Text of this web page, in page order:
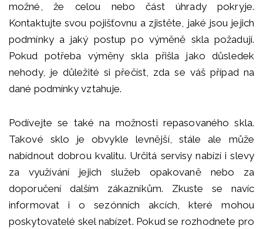
možné, že celou nebo část úhrady pokryje.
Kontaktujte svou pojišťovnu a zjistěte, jaké jsou jejich
podmínky a jaký postup po výměně skla požadují.
Pokud potřeba výměny skla přišla jako důsledek
nehody, je důležité si přečíst, zda se váš případ na
dané podmínky vztahuje.
Podívejte se také na možnosti repasovaného skla.
Takové sklo je obvykle levnější, stále ale může
nabídnout dobrou kvalitu. Určitá servisy nabízí i slevy
za využívání jejich služeb opakovaně nebo za
doporučení dalším zákazníkům. Zkuste se navíc
informovat i o sezónních akcích, které mohou
poskytovatelé skel nabízet. Pokud se rozhodnete pro